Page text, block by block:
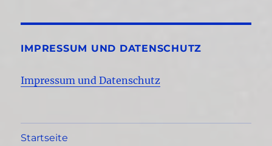
IMPRESSUM UND DATENSCHUTZ
Impressum und Datenschutz
Startseite